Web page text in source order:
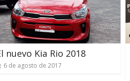
nuevo Kia Rio 2018
6 de agosto de 2017